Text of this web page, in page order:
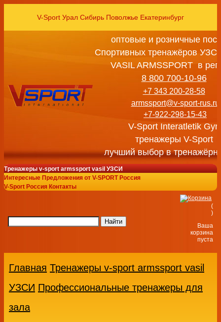
V-Sport Урал Сибирь Поволжье Екатеринбург
оптовые и розничные
Спортивных тренажёров
VASIL ARMSSPORT в
8 800 700-10-96
+7 343 200-28-58
armssport@v-sport-rus.ru
+7-922-298-15-43
V-Sport Interatletik
тренажеры V-Sport
лучший выбор в
Тренажеры v-sport armssport vasil УЗСИ
Интересные Предложения от V-SPORT Россия
V-Sport Россия Контакты
(
)
Ваша
корзина
пуста
Главная Тренажеры v-sport armssport vasil
УЗСИ Профессиональные тренажеры для
зала